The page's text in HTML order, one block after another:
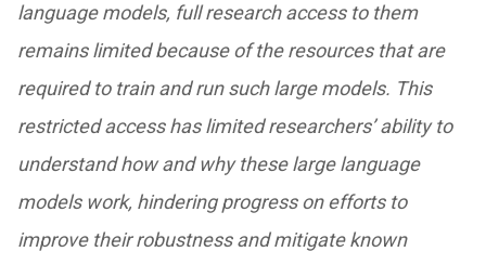
language models, full research access to them
remains limited because of the resources that are
required to train and run such large models. This
restricted access has limited researchers’ ability to
understand how and why these large language
models work, hindering progress on efforts to
improve their robustness and mitigate known